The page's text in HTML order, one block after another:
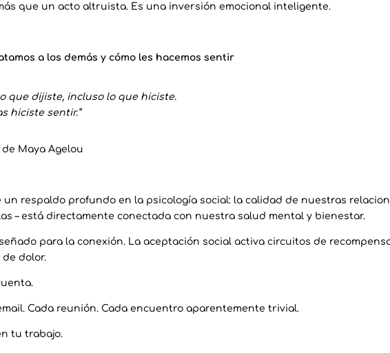
que un acto altruista. Es una inversión emocional inteligente.
a los demás y cómo les hacemos sentir
que dijiste, incluso lo que hiciste.
hiciste sentir.”
Maya Agelou
respaldo profundo en la psicología social: la calidad de nuestras
– está directamente conectada con nuestra salud mental y bienestar.
para la conexión. La aceptación social activa circuitos de
dolor.
Cada reunión. Cada encuentro aparentemente trivial.
tu trabajo.